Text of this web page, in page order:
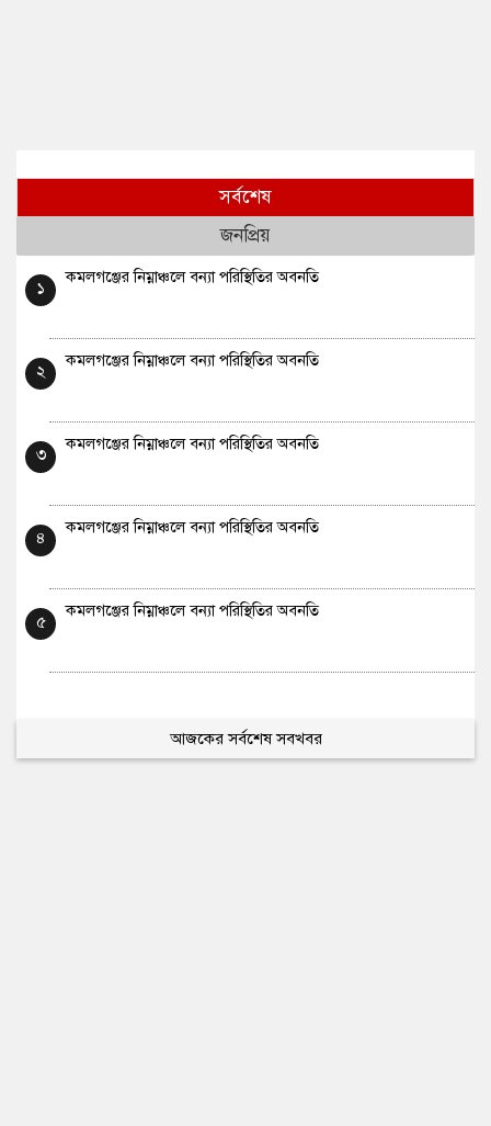
সর্বশেষ
জনপ্রিয়
১
কমলগঞ্জের নিম্নাঞ্চলে বন্যা পরিস্থিতির অবনতি
২
কমলগঞ্জের নিম্নাঞ্চলে বন্যা পরিস্থিতির অবনতি
৩
কমলগঞ্জের নিম্নাঞ্চলে বন্যা পরিস্থিতির অবনতি
৪
কমলগঞ্জের নিম্নাঞ্চলে বন্যা পরিস্থিতির অবনতি
৫
কমলগঞ্জের নিম্নাঞ্চলে বন্যা পরিস্থিতির অবনতি
আজকের সর্বশেষ সবখবর